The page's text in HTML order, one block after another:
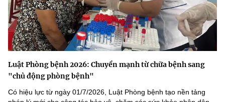
Luật Phòng bệnh 2026: Chuyển mạnh từ chữa bệnh sang
"chủ động phòng bệnh"
Có hiệu lực từ ngày 01/7/2026, Luật Phòng bệnh tạo nền tảng